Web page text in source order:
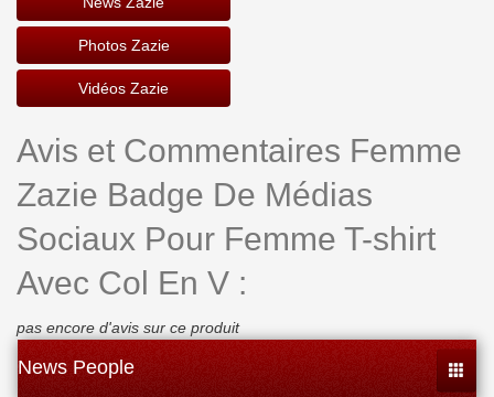
Photos Zazie
Vidéos Zazie
Avis et Commentaires Femme
Zazie Badge De Médias
Sociaux Pour Femme T-shirt
Avec Col En V :
pas encore d'avis sur ce produit
News People